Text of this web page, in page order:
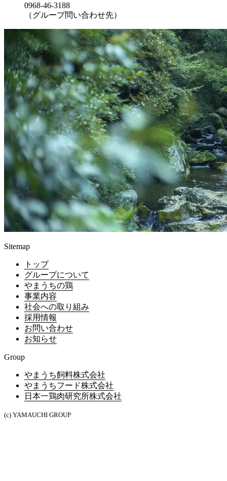
0968-46-3188
（グループ問い合わせ先）
Sitemap
トップ
グループについて
やまうちの鶏
事業内容
社会への取り組み
採用情報
お問い合わせ
お知らせ
Group
やまうち飼料株式会社
やまうちフード株式会社
日本一鶏肉研究所株式会社
(c) YAMAUCHI GROUP